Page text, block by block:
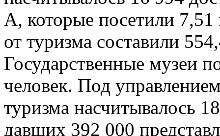
А, которые посетили
от туризма составили
Государственные музеи
человек. Под
туризма насчитывалось
давших 392 000